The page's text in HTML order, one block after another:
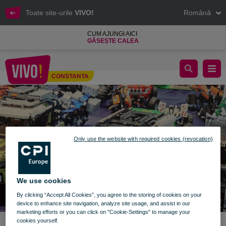
Toate site-urile VIVO! Română
CUM AJUNGI AICI
GĂSEȘTE CALEA
Constanta
CONSTANTA
Brickenburg Black Sea Expo
We use cookies
By clicking “Accept All Cookies”, you agree to the storing of cookies on your
device to enhance site navigation, analyze site usage, and assist in our
marketing efforts or you can click on "Cookie-Settings" to manage your
cookies yourself.
Only use the website with required cookies (revocation)